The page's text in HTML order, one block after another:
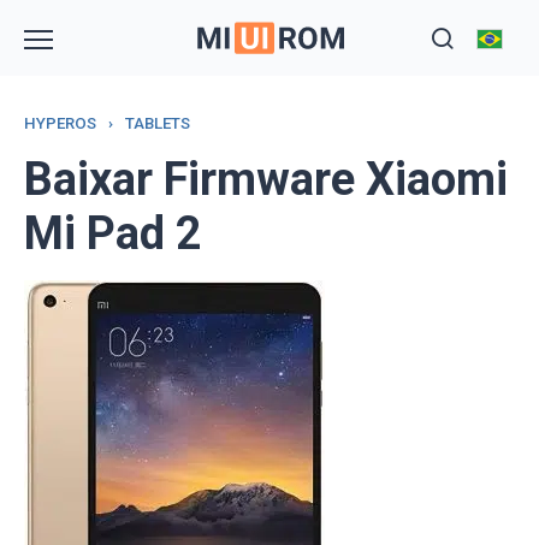
HYPEROS › TABLETS
Baixar Firmware Xiaomi
Mi Pad 2